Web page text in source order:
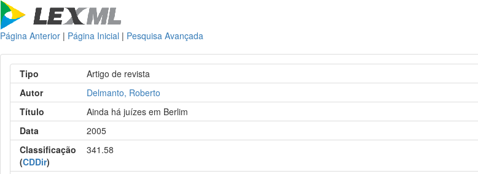
Página Anterior | Página Inicial | Pesquisa Avançada
Tipo
Artigo de revista
Autor
Delmanto, Roberto
Título
Ainda há juízes em Berlim
Data
2005
Classificação
(CDDir)
341.58